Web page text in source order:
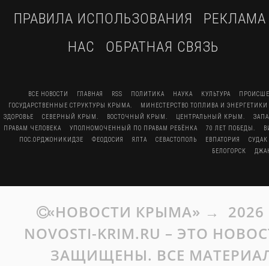
ПРАВИЛА ИСПОЛЬЗОВАНИЯ
РЕКЛАМА
НАС
ОБРАТНАЯ СВЯЗЬ
ВСЕ НОВОСТИ ГЛАВНАЯ RSS ПОЛИТИКА НАУКА КУЛЬТУРА
ГОСУДАРСТВЕННЫЕ СТРУКТУРЫ КРЫМА.
МИНЕСТЕРСТВО ТОПЛИВА И
ЗДОРОВЬЕ
СЕВЕРНЫЙ КРЫМ. ВОСТОЧНЫЙ КРЫМ. ЦЕНТРАЛЬНЫЙ КРЫМ.
ПРАВАМ ЧЕЛОВЕКА
УПОЛНОМОЧЕННЫЙ ПО ПРАВАМ РЕБЁНКА 70 ЛЕТ ПОБЕДЫ.
ПОС.ОРДЖОНИКИДЗЕ
ФЕОДОСИЯ ЯЛТА СЕВАСТОПОЛЬ ЕВПАТОРИЯ
СУДАК
БЕЛОГОРСК
«НОВОСТИ КРЫМА» → 2026
NOVOSTI-KRIM.RU – ЭТО
ЗАЩИЩЕНЫ. ВСЕ